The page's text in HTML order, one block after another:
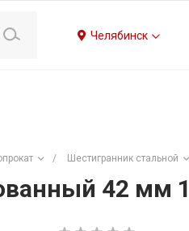
Челябинск
/ Шестигранник стальной
42 мм